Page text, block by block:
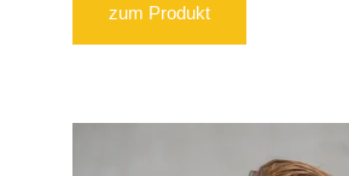
zum Produkt